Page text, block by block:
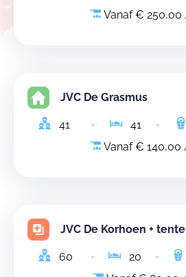
Vanaf € 250,00
JVC De Grasmus
41 41
Vanaf € 140,00
JVC De Korhoen +
60 20